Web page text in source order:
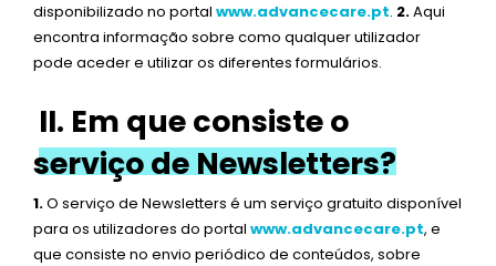
disponibilizado no portal www.advancecare.pt. 2.Aqui
encontra informação sobre como qualquer utilizador
pode aceder e utilizar os diferentes formulários.
II. Em que consiste o
serviço de Newsletters?
1.O serviço de Newsletters é um serviço gratuito disponível
para os utilizadores do portal www.advancecare.pt, e
que consiste no envio periódico de conteúdos, sobre